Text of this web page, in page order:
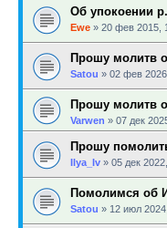
Об упокоении
Ewe » 20 фев 2015,
Прошу молитв
Satou » 02 фев
Прошу молитв
Varwen » 07 дек
Прошу
Ilya_Iv » 05 дек
Помолимся об
Satou » 12 июл